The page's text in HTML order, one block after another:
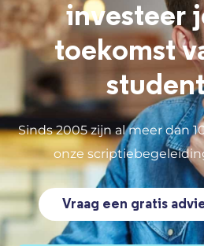
investeer
toekomst
Sinds 2005 zijn al meer dan
onze
Vraag een gratis